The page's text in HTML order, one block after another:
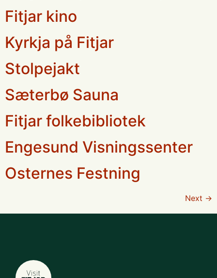
Fitjar kino
Kyrkja på Fitjar
Stolpejakt
Sæterbø Sauna
Fitjar folkebibliotek
Engesund Visningssenter
Osternes Festning
Next →